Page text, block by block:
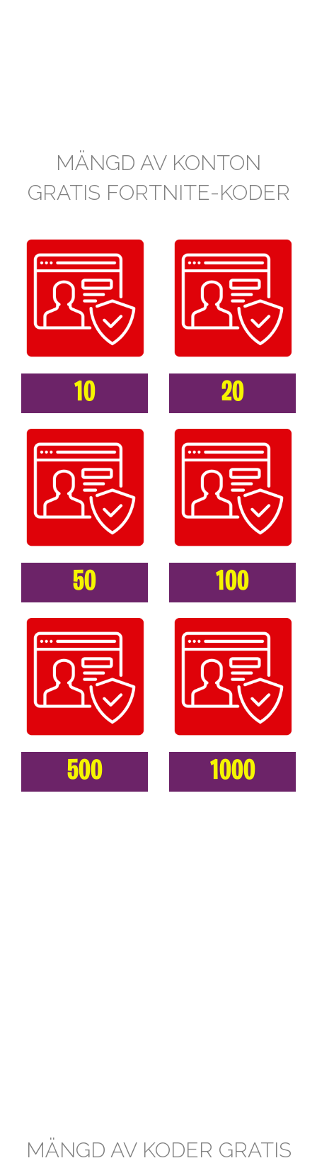
MÄNGD AV KONTON
GRATIS FORTNITE-KODER
10 20
50 100
500 1000
MÄNGD AV KODER GRATIS